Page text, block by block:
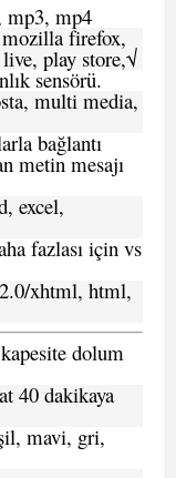
mp3, mp4
firefox,
play store,√
sensörü.
multi media,
bağlantı
metin mesajı
excel,
fazlası için vs
xhtml, html,
dolum
40 dakikaya
mavi, gri,